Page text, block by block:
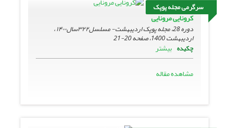
سرگرمی مجله پوپک
کرونایی مرونایی
دوره 28، مجله پوپک اردیبهشت- مسلسل۳۲۲سال۱۴۰۰ ،
اردیبهشت 1400، صفحه
20-21
چکیده بیشتر
مشاهده مقاله